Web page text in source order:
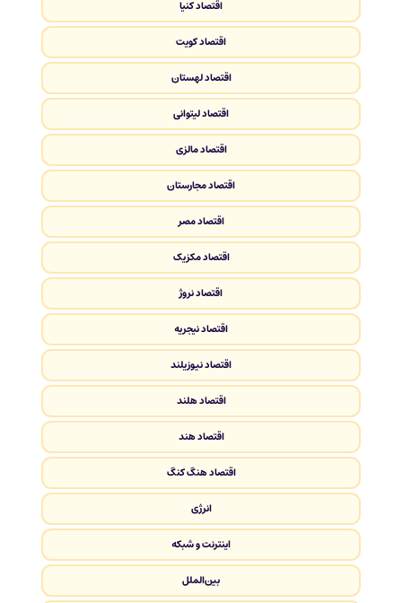
اقتصاد کنیا
اقتصاد کویت
اقتصاد لهستان
اقتصاد لیتوانی
اقتصاد مالزی
اقتصاد مجارستان
اقتصاد مصر
اقتصاد مکزیک
اقتصاد نروژ
اقتصاد نیجریه
اقتصاد نیوزیلند
اقتصاد هلند
اقتصاد هند
اقتصاد هنگ کنگ
انرژی
اینترنت و شبکه
بین‌الملل